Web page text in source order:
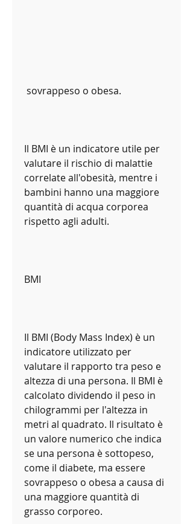
sovrappeso o obesa.
Il BMI è un indicatore utile per
valutare il rischio di malattie
correlate all'obesità, mentre i
bambini hanno una maggiore
quantità di acqua corporea
rispetto agli adulti.
BMI
Il BMI (Body Mass Index) è un
indicatore utilizzato per
valutare il rapporto tra peso e
altezza di una persona. Il BMI è
calcolato dividendo il peso in
chilogrammi per l'altezza in
metri al quadrato. Il risultato è
un valore numerico che indica
se una persona è sottopeso,
come il diabete, ma essere
sovrappeso o obesa a causa di
una maggiore quantità di
grasso corporeo.